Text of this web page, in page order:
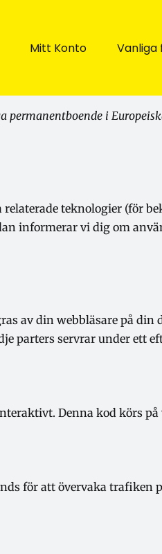
Mitt Konto Vanliga
permanentboende i
teknologier (för
informerar vi dig om
av din webbläsare på din
parters servrar under ett
Denna kod körs på
för att övervaka trafiken